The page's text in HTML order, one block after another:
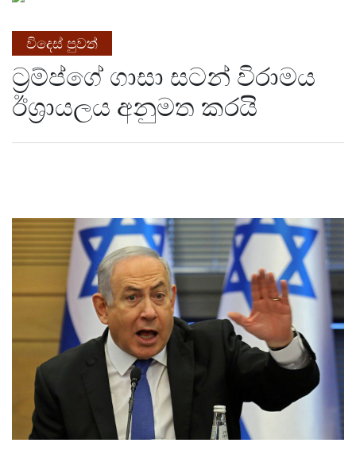
විදෙස් පුවත්
ට්‍රම්ප්ගේ ගාසා සටන් විරාමය
ඊශ්‍රායලය අනුමත කරයි